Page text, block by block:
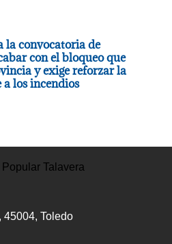
la convocatoria de
con el bloqueo que
y exige reforzar la
los incendios
45004, Toledo